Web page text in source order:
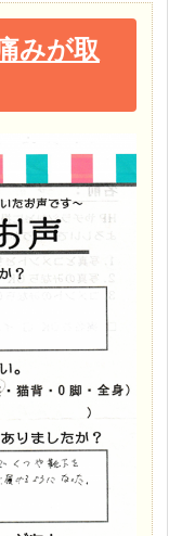
みが取